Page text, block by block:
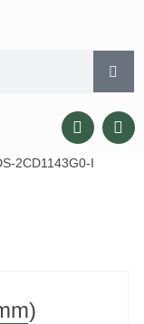
2CD1143G0-I